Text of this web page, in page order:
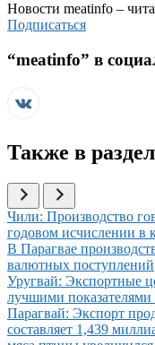
Новости meatinfo –
Подписаться
“meatinfo” в
Также в
Иллюстрация новости
Чили: Производство
годовом исчислении в
Иллюстрация новости
В Парагвае
валютных поступлений
Иллюстрация новости
Уругвай: Экспортные
лучшими
Иллюстрация новости
Парагвай: Экспорт
составляет 1,439